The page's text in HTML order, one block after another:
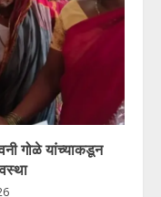
गोळे यांच्याकडून